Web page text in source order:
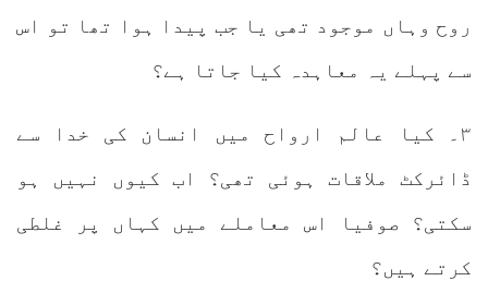
روح وہاں موجود تھی یا جب پیدا ہوا تھا تو اس
سے پہلے یہ معاہدہ کیا جاتا ہے؟
۳۔ کیا عالم ارواح میں انسان کی خدا سے
ڈائرکٹ ملاقات ہوئی تھی؟ اب کیوں نہیں ہو
سکتی؟ صوفیا اس معاملے میں کہاں پر غلطی
کرتے ہیں؟